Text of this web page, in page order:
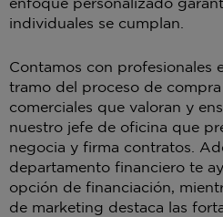
individuales se cumplan.
Contamos con profesionales
tramo del proceso de
comerciales que valoran y
nuestro jefe de oficina que
negocia y firma contratos.
departamento financiero te
opción de financiación,
de marketing destaca las